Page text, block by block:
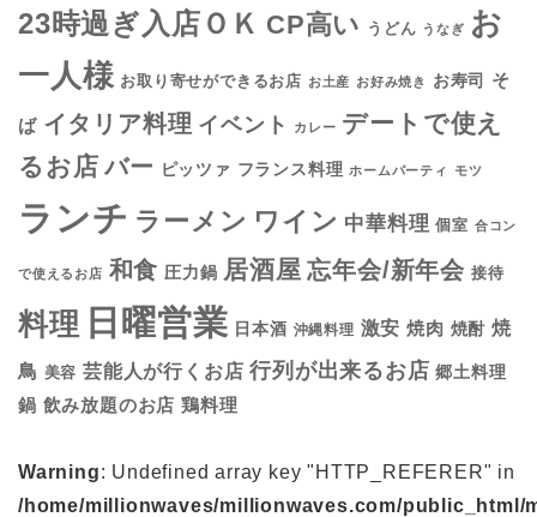
23時過ぎ入店ＯＫ CP高い うどん うなぎ お
一人様 お取り寄せができるお店 お土産 お好み焼き お寿司 そ
ば イタリア料理 イベント カレー デートで使え
るお店 バー ピッツァ フランス料理 ホームパーティ モツ
ランチ ラーメン ワイン 中華料理 個室 合コン
で使えるお店 和食 圧力鍋 居酒屋 忘年会/新年会 接待
料理 日曜営業 日本酒 沖縄料理 激安 焼肉 焼酎 焼
鳥 美容 芸能人が行くお店 行列が出来るお店 郷土料理
鍋 飲み放題のお店 鶏料理
Warning: Undefined array key "HTTP_REFERER" in
/home/millionwaves/millionwaves.com/public_html/